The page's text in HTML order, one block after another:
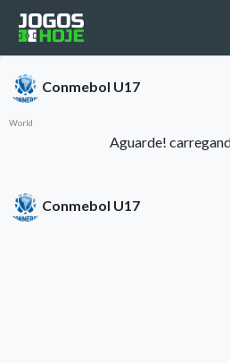
Conmebol U17
World
Aguarde!
Conmebol U17